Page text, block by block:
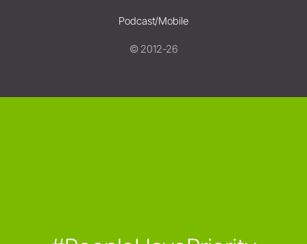
Podcast/Mobile
© 2012-26